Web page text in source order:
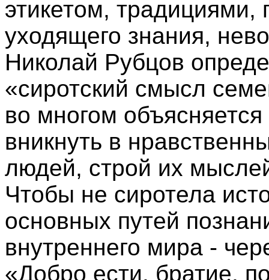
этикетом,
уходящего знания,
Николай Рубцов
«сиротский смысл
во многом
вникнуть в
людей, строй их
Чтобы не сиротела
основных путей
внутреннего мира -
«Добро ести, братие,